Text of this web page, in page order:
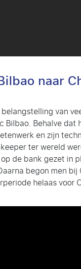
naar
van
Behalve
en zijn
ter wereld
de bank gezet in
begon men
helaas voor